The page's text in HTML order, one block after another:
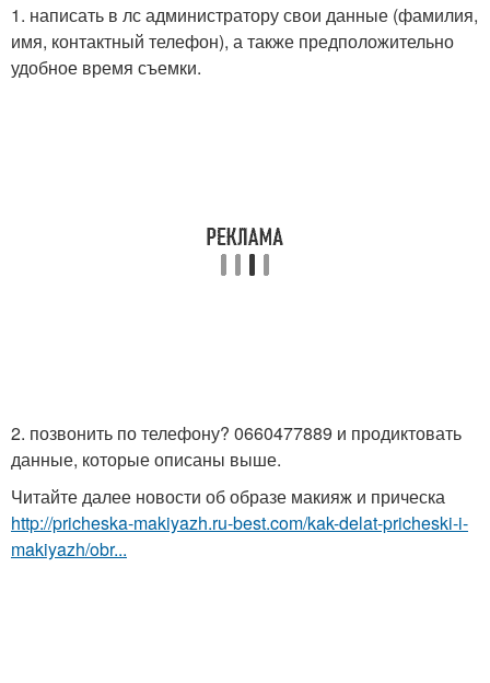
1. написать в лс администратору свои данные (фамилия,
имя, контактный телефон), а также предположительно
удобное время съемки.
2. позвонить по телефону? 0660477889 и продиктовать
данные, которые описаны выше.
Читайте далее новости об образе макияж и прическа
http://pricheska-makiyazh.ru-best.com/kak-delat-pricheski-i-
makiyazh/obr...